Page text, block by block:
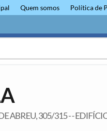
Quem somos Política de
ABREU, 305/315 - -